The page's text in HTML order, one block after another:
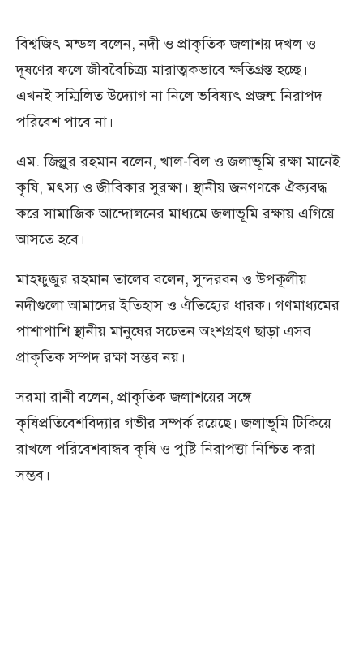
বিশ্বজিৎ মন্ডল বলেন, নদী ও প্রাকৃতিক জলাশয় দখল ও
দূষণের ফলে জীববৈচিত্র্য মারাত্মকভাবে ক্ষতিগ্রস্ত হচ্ছে।
এখনই সম্মিলিত উদ্যোগ না নিলে ভবিষ্যৎ প্রজন্ম নিরাপদ
পরিবেশ পাবে না।
এম. জিল্লুর রহমান বলেন, খাল-বিল ও জলাভূমি রক্ষা মানেই
কৃষি, মৎস্য ও জীবিকার সুরক্ষা। স্থানীয় জনগণকে ঐক্যবদ্ধ
করে সামাজিক আন্দোলনের মাধ্যমে জলাভূমি রক্ষায় এগিয়ে
আসতে হবে।
মাহফুজুর রহমান তালেব বলেন, সুন্দরবন ও উপকূলীয়
নদীগুলো আমাদের ইতিহাস ও ঐতিহ্যের ধারক। গণমাধ্যমের
পাশাপাশি স্থানীয় মানুষের সচেতন অংশগ্রহণ ছাড়া এসব
প্রাকৃতিক সম্পদ রক্ষা সম্ভব নয়।
সরমা রানী বলেন, প্রাকৃতিক জলাশয়ের সঙ্গে
কৃষিপ্রতিবেশবিদ্যার গভীর সম্পর্ক রয়েছে। জলাভূমি টিকিয়ে
রাখলে পরিবেশবান্ধব কৃষি ও পুষ্টি নিরাপত্তা নিশ্চিত করা
সম্ভব।